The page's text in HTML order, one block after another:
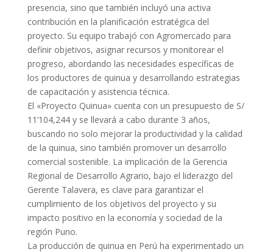
presencia, sino que también incluyó una activa
contribución en la planificación estratégica del
proyecto. Su equipo trabajó con Agromercado para
definir objetivos, asignar recursos y monitorear el
progreso, abordando las necesidades específicas de
los productores de quinua y desarrollando estrategias
de capacitación y asistencia técnica.
El «Proyecto Quinua» cuenta con un presupuesto de S/
11’104,244 y se llevará a cabo durante 3 años,
buscando no solo mejorar la productividad y la calidad
de la quinua, sino también promover un desarrollo
comercial sostenible. La implicación de la Gerencia
Regional de Desarrollo Agrario, bajo el liderazgo del
Gerente Talavera, es clave para garantizar el
cumplimiento de los objetivos del proyecto y su
impacto positivo en la economía y sociedad de la
región Puno.
La producción de quinua en Perú ha experimentado un